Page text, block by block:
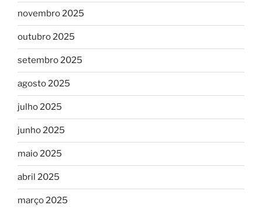
novembro 2025
outubro 2025
setembro 2025
agosto 2025
julho 2025
junho 2025
maio 2025
abril 2025
março 2025